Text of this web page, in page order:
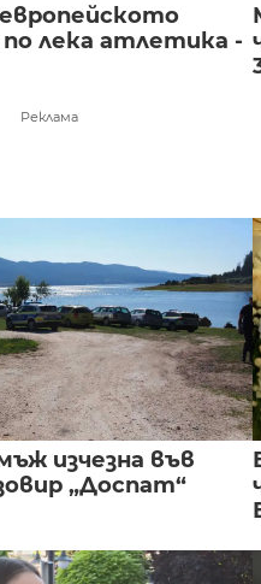
лека атлетика -
Реклама
изчезна във
„Доспат“